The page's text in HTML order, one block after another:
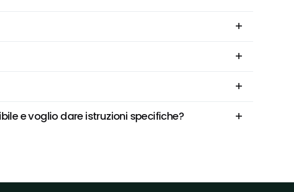
e voglio dare istruzioni specifiche?